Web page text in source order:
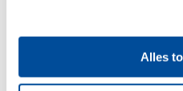
Alles
watermanagement in
Met de Aco Rainbloxx